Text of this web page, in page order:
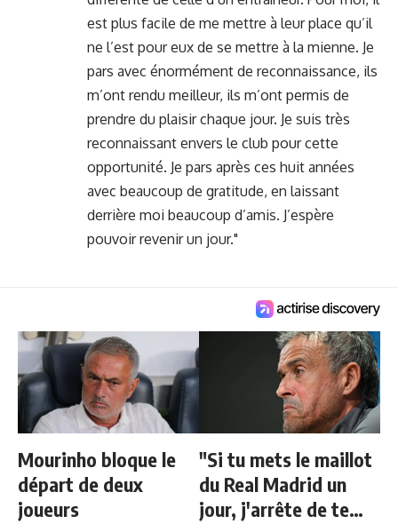
est plus facile de me mettre à leur place qu’il
ne l’est pour eux de se mettre à la mienne. Je
pars avec énormément de reconnaissance, ils
m’ont rendu meilleur, ils m’ont permis de
prendre du plaisir chaque jour. Je suis très
reconnaissant envers le club pour cette
opportunité. Je pars après ces huit années
avec beaucoup de gratitude, en laissant
derrière moi beaucoup d’amis. J’espère
pouvoir revenir un jour."
Mourinho bloque le
départ de deux
joueurs
"Si tu mets le maillot
du Real Madrid un
jour, j'arrête de te